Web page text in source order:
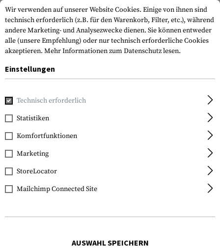
Home Waffenzubehör
Magpul
PMAG 27 9x19 for Glock
Wir verwenden auf unserer Website Cookies. Einige von ihnen sind
technisch erforderlich (z.B. für den Warenkorb, Filter, etc.), während
andere Marketing- und Analysezwecke dienen. Sie können entweder
alle (unsere Empfehlung) oder nur technisch erforderliche Cookies
akzeptieren. Mehr Informationen zum Datenschutz lesen.
Einstellungen
Technisch erforderlich
Statistiken
Komfortfunktionen
Marketing
StoreLocator
Mailchimp Connected Site
AUSWAHL SPEICHERN